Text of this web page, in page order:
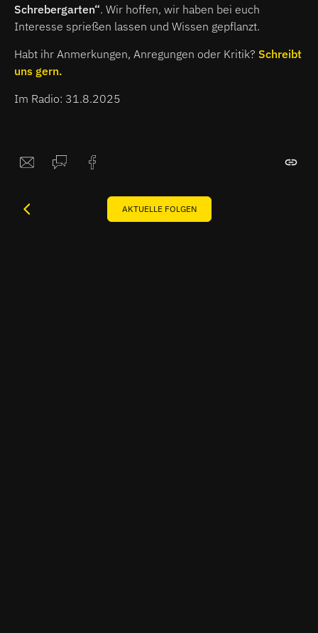
Schrebergarten“. Wir hoffen, wir haben bei euch
Interesse sprießen lassen und Wissen gepflanzt.
Habt ihr Anmerkungen, Anregungen oder Kritik? Schreibt
uns gern.
Im Radio: 31.8.2025
AKTUELLE FOLGEN